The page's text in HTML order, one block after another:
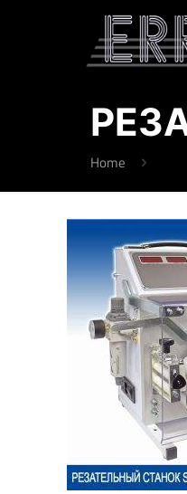
Home